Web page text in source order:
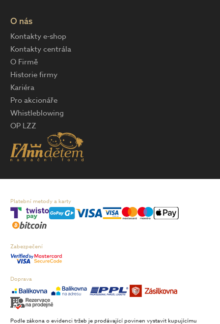
O nás
Kontakty e-shop
Kontakty centrála
O Firmě
Historie firmy
Kariéra
Pro akcionáře
Whistleblowing
OP LZZ
Platební metody a karty
Zabezpečení
Doprava
Podle zákona o evidenci tržeb je prodávající povinen vystavit kupujícímu